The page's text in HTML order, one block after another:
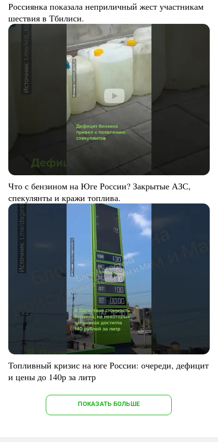
Россиянка показала неприличный жест участникам
шествия в Тбилиси.
Что с бензином на Юге России? Закрытые АЗС,
спекулянты и кражи топлива.
Топливный кризис на юге России: очереди, дефицит
и цены до 140р за литр
ПОКАЗАТЬ БОЛЬШЕ